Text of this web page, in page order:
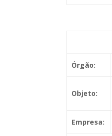
Órgão:
Objeto:
Empresa: